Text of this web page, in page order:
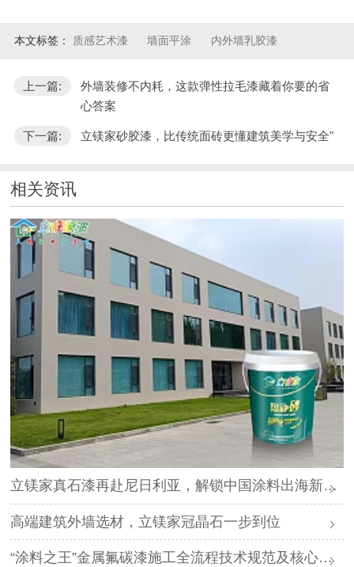
本文标签： 质感艺术漆 墙面平涂 内外墙乳胶漆
上一篇:
外墙装修不内耗，这款弹性拉毛漆藏着你要的省
心答案
下一篇: 立镁家砂胶漆，比传统面砖更懂建筑美学与安全"
相关资讯
立镁家真石漆再赴尼日利亚，解锁中国涂料出海新路径
高端建筑外墙选材，立镁家冠晶石一步到位
“涂料之王”金属氟碳漆施工全流程技术规范及核心要点